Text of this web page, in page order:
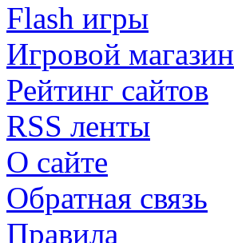
Flash игры
Игровой магазин
Рейтинг сайтов
RSS ленты
О сайте
Обратная связь
Правила